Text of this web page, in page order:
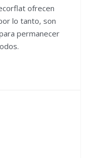
ofrecen
lo tanto, son
permanecer